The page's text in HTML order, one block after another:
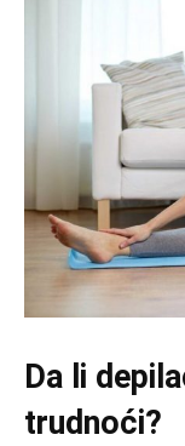
Da li
trudnoći?